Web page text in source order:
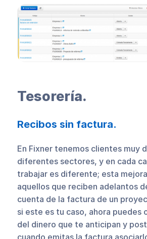
Tesorería.
Recibos sin factura.
En Fixner tenemos clientes muy
diferentes sectores, y en cada
trabajar es diferente; esta
aquellos que reciben adelantos
cuenta de la factura de un
si este es tu caso, ahora puedes
del dinero que te anticipan y